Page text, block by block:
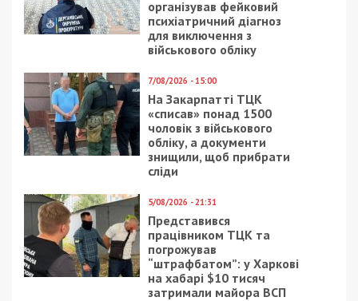
організував фейковий
психіатричний діагноз
для виключення з
військового обліку
7/08/2026 - 15:00
На Закарпатті ТЦК
«списав» понад 1500
чоловік з військового
обліку, а документи
знищили, щоб прибрати
сліди
5/08/2026 - 21:31
Представився
працівником ТЦК та
погрожував
“штрафбатом”: у Харкові
на хабарі $10 тисяч
затримали майора ВСП